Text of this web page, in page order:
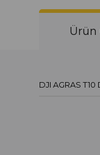
Ürün
DJI AGRAS